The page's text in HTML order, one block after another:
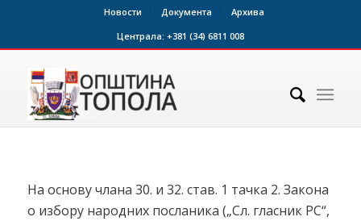
Новости Документа
Архива
Централа: +381 (34) 6811 008
На основу члана 30. и 32. став. 1 тачка 2. Закона
о избору народних посланика („Сл. гласник РС“,